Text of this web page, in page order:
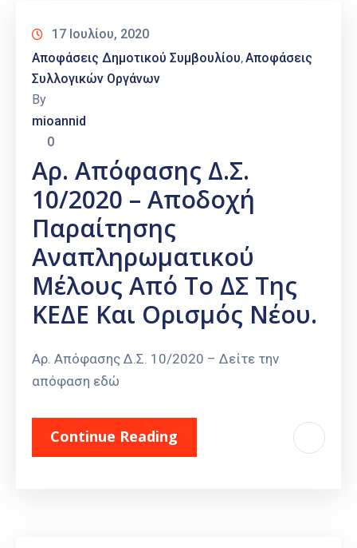
17 Ιουλίου, 2020
Αποφάσεις Δημοτικού Συμβουλίου‚Αποφάσεις
Συλλογικών Οργάνων
By
mioannid
0
Αρ. Απόφασης Δ.Σ.
10/2020 – Αποδοχή
Παραίτησης
Αναπληρωματικού
Μέλους Από Το ΔΣ Της
ΚΕΔΕ Και Ορισμός Νέου.
Αρ. Απόφασης Δ.Σ. 10/2020 – Δείτε την
απόφαση εδώ
Continue Reading